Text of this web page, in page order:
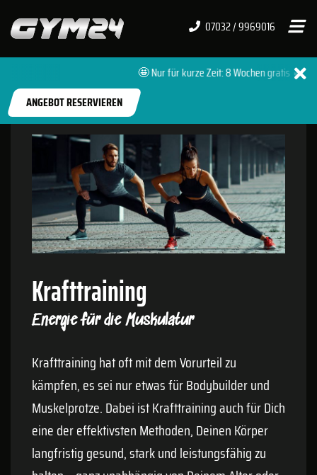
07032 / 9969016
🤩 Nur für kurze Zeit: 8 Wochen gratis 🔥 +
ANGEBOT RESERVIEREN
SIMMERSFELD
Krafttraining
Energie für die Muskulatur
Krafttraining hat oft mit dem Vorurteil zu
kämpfen, es sei nur etwas für Bodybuilder und
Muskelprotze. Dabei ist Krafttraining auch für Dich
eine der effektivsten Methoden, Deinen Körper
langfristig gesund, stark und leistungsfähig zu